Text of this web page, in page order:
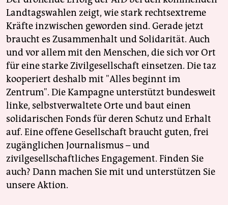
Landtagswahlen zeigt, wie stark rechtsextreme
Kräfte inzwischen geworden sind. Gerade jetzt
braucht es Zusammenhalt und Solidarität. Auch
und vor allem mit den Menschen, die sich vor Ort
für eine starke Zivilgesellschaft einsetzen. Die taz
kooperiert deshalb mit "Alles beginnt im
Zentrum". Die Kampagne unterstützt bundesweit
linke, selbstverwaltete Orte und baut einen
solidarischen Fonds für deren Schutz und Erhalt
auf. Eine offene Gesellschaft braucht guten, frei
zugänglichen Journalismus – und
zivilgesellschaftliches Engagement. Finden Sie
auch? Dann machen Sie mit und unterstützen Sie
unsere Aktion.